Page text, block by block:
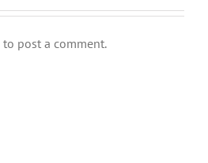
to post a comment.